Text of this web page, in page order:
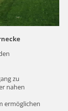
zu
nahen
ermöglichen